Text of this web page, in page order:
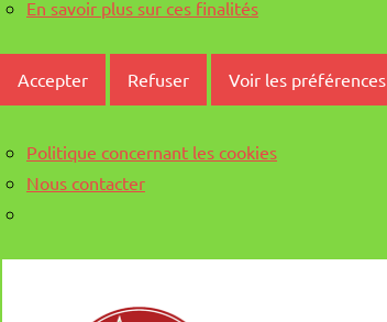
En savoir plus sur ces finalités
Accepter Refuser Voir les préférences
Politique concernant les cookies
Nous contacter